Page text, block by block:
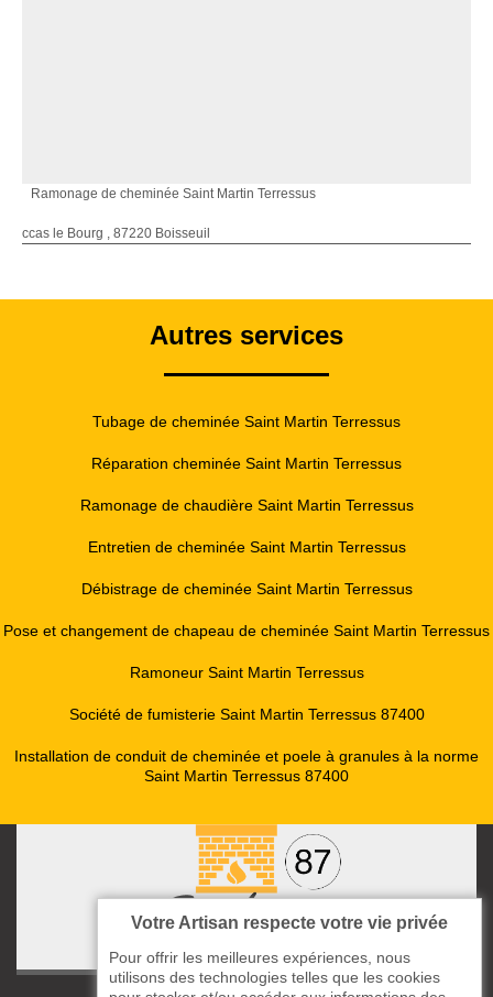
Ramonage de cheminée Saint Martin Terressus
ccas le Bourg , 87220 Boisseuil
Autres services
Tubage de cheminée Saint Martin Terressus
Réparation cheminée Saint Martin Terressus
Ramonage de chaudière Saint Martin Terressus
Entretien de cheminée Saint Martin Terressus
Débistrage de cheminée Saint Martin Terressus
Pose et changement de chapeau de cheminée Saint Martin Terressus
Ramoneur Saint Martin Terressus
Société de fumisterie Saint Martin Terressus 87400
Installation de conduit de cheminée et poele à granules à la norme
Saint Martin Terressus 87400
Votre Artisan respecte votre vie privée
Pour offrir les meilleures expériences, nous
utilisons des technologies telles que les cookies